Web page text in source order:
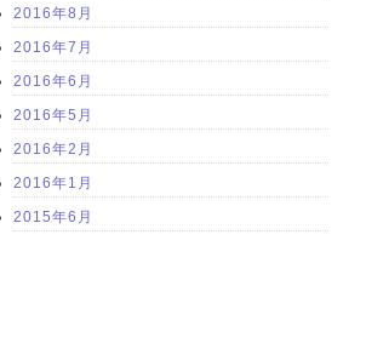
2016年8月
2016年7月
2016年6月
2016年5月
2016年2月
2016年1月
2015年6月